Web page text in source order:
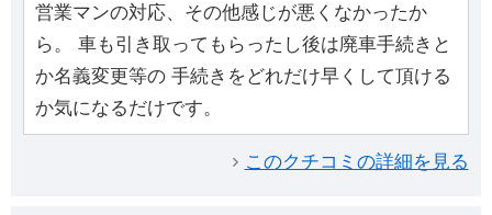
営業マンの対応、その他感じが悪くなかったか
ら。 車も引き取ってもらったし後は廃車手続きと
か名義変更等の 手続きをどれだけ早くして頂ける
か気になるだけです。
このクチコミの詳細を見る